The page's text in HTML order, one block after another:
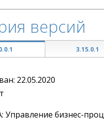
версий
3.15.0.1
22.05.2020
Управление бизнес-